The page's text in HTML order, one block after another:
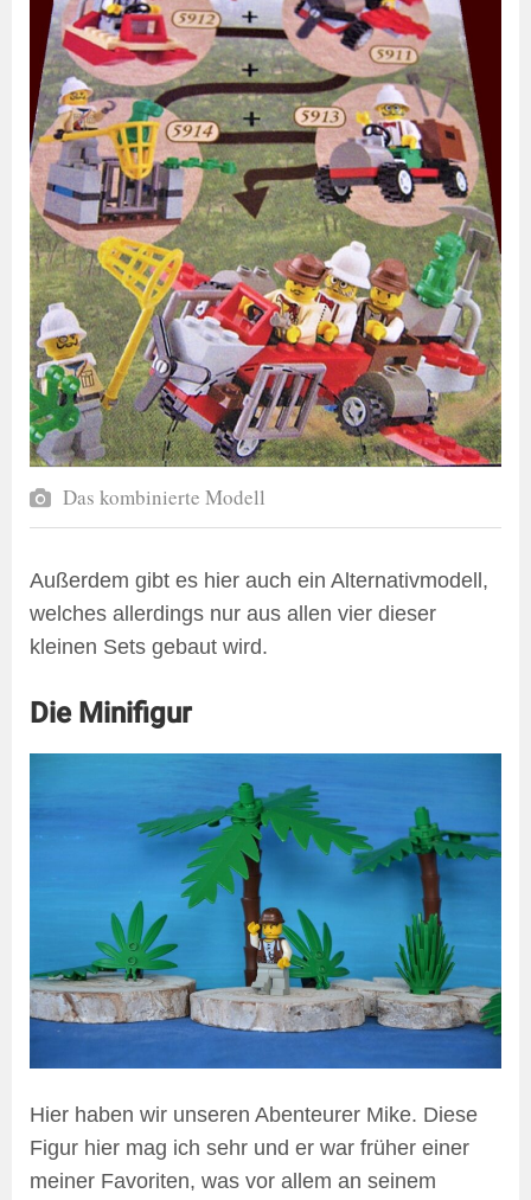
Das kombinierte Modell
Außerdem gibt es hier auch ein Alternativmodell,
welches allerdings nur aus allen vier dieser
kleinen Sets gebaut wird.
Die Minifigur
Hier haben wir unseren Abenteurer Mike. Diese
Figur hier mag ich sehr und er war früher einer
meiner Favoriten, was vor allem an seinem